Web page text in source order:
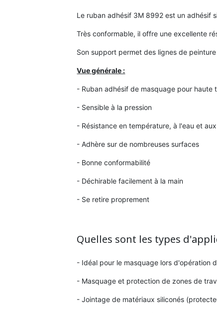
Le ruban adhésif 3M 8992 est un adhésif
Très conformable, il offre une excellente
Son support permet des lignes de
Vue générale :
- Ruban adhésif de masquage pour haute
- Sensible à la pression
- Résistance en température, à l'eau et
- Adhère sur de nombreuses surfaces
- Bonne conformabilité
- Déchirable facilement à la main
- Se retire proprement
Quelles sont les types
- Idéal pour le masquage lors d'opération
- Masquage et protection de zones de
- Jointage de matériaux siliconés